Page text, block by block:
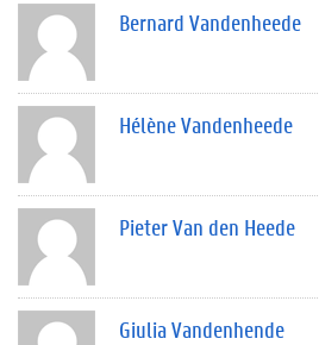
Bernard Vandenheede
Hélène Vandenheede
Pieter Van den Heede
Giulia Vandenhende